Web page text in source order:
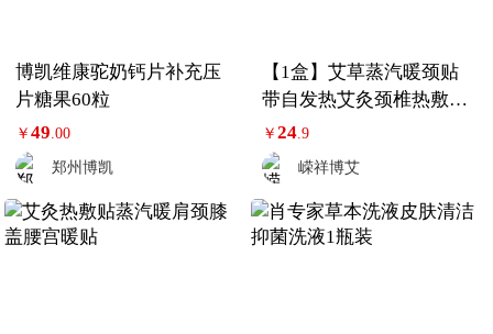
博凯维康驼奶钙片补充压
片糖果60粒
￥49 .00
郑州博凯
【1盒】艾草蒸汽暖颈贴
带自发热艾灸颈椎热敷护
颈贴
￥24 .9
嵘祥博艾